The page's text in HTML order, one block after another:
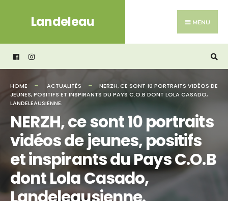
Landeleau MENU
HOME ACTUALITÉS
NERZH, CE SONT 10 PORTRAITS VIDÉOS DE
JEUNES, POSITIFS ET INSPIRANTS DU PAYS C.O.B DONT LOLA CASADO,
LANDELEAUSIENNE.
NERZH, ce sont 10 portraits
vidéos de jeunes, positifs
et inspirants du Pays C.O.B
dont Lola Casado,
for: